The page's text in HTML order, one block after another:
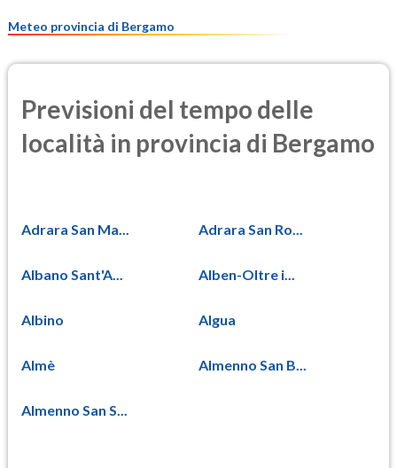
Meteo provincia di Bergamo
Previsioni del tempo delle
località in provincia di Bergamo
Adrara San Ma... Adrara San Ro...
Albano Sant'A... Alben-Oltre i...
Albino Algua
Almè Almenno San B...
Almenno San S...